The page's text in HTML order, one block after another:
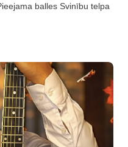
balles Svinību telpa